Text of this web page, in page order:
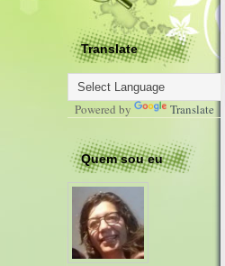
Translate
Powered by Translate
Quem sou eu